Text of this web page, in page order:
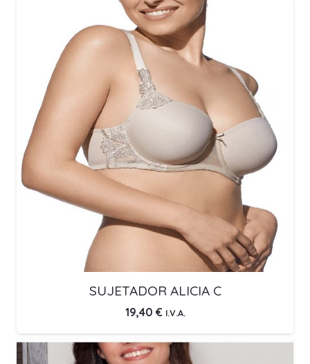
SUJETADOR ALICIA C
19,40 € I.V.A.